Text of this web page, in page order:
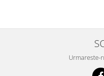
Urmareste-